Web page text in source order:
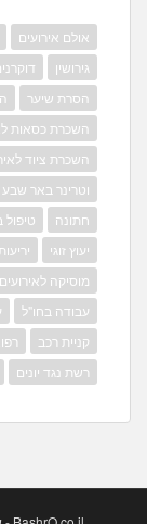
אולם אירועים
גירושין
הסרת שיער
השכרת כסאות
השכרת ציוד
וטרינר באר שבע
חתונה
יעוץ זוגי
מוסיקה לאירועים
עבודה בחו"ל
קניית רכב
רשת נגד יונים